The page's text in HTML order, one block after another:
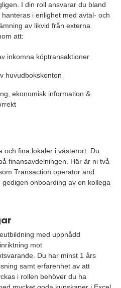
I din roll ansvarar du bland
i enlighet med avtal- och
av likvid från externa
att:
inkomna köptransaktioner
huvudbokskonton
ekonomisk information &
och fina lokaler i västerort. Du
finansavdelningen. Här är ni två
Transaction operator and
onboarding av en kollega
med uppnådd
mot
Du har minst 1 års
samt erfarenhet av att
i rollen behöver du ha